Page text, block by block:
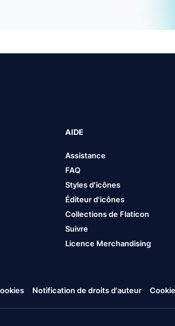
AIDE
Assistance
FAQ
Styles d'icônes
Éditeur d'icônes
Collections de Flaticon
Suivre
Licence Merchandising
Notification de droits d'auteur